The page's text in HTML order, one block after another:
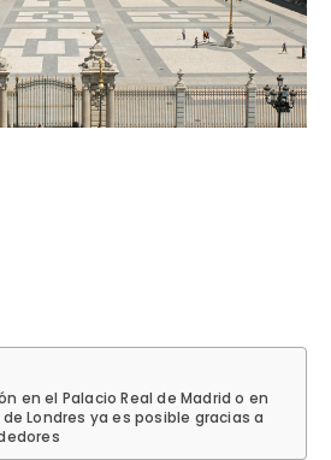
en el Palacio Real de Madrid o en
Londres ya es posible gracias a